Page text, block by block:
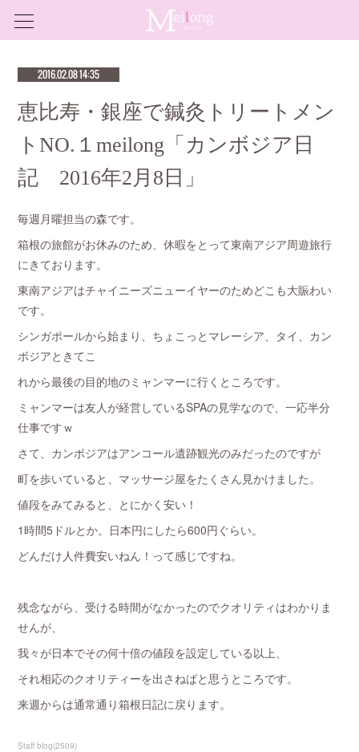
2016.02.08 14:35
恵比寿・銀座で鍼灸トリートメン
トNO.１meilong「カンボジア日
記 2016年2月8日」
毎週月曜担当の森です。
箱根の旅館がお休みのため、休暇をとって東南アジア周遊旅行
にきております。
東南アジアはチャイニーズニューイヤーのためどこも大賑わい
です。
シンガポールから始まり、ちょこっとマレーシア、タイ、カン
ボジアときてこ
れから最後の目的地のミャンマーに行くところです。
ミャンマーは友人が経営しているSPAの見学なので、一応半分
仕事ですｗ
さて、カンボジアはアンコール遺跡観光のみだったのですが
町を歩いていると、マッサージ屋をたくさん見かけました。
値段をみてみると、とにかく安い！
1時間5ドルとか。日本円にしたら600円ぐらい。
どんだけ人件費安いねん！って感じですね。
残念ながら、受ける時間がなかったのでクオリティはわかりま
せんが、
我々が日本でその何十倍の値段を設定している以上、
それ相応のクオリティーを出さねばと思うところです。
来週からは通常通り箱根日記に戻ります。
Staff blog(2509)